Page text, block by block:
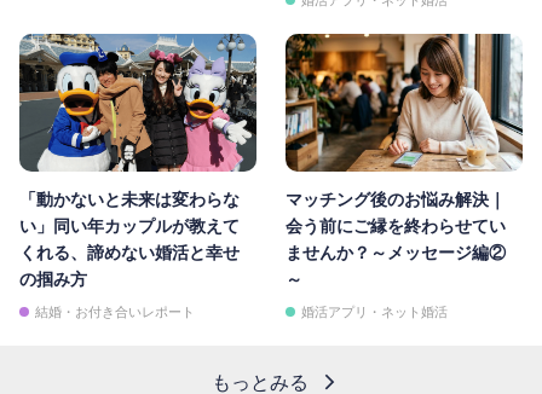
「動かないと未来は変わらな
い」同い年カップルが教えて
くれる、諦めない婚活と幸せ
の掴み方
結婚・お付き合いレポート
マッチング後のお悩み解決｜
会う前にご縁を終わらせてい
ませんか？～メッセージ編②
～
婚活アプリ・ネット婚活
もっとみる